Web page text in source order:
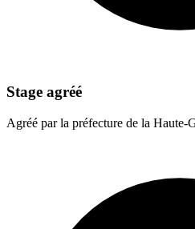
Stage agréé
Agréé par la préfecture de la Haute-